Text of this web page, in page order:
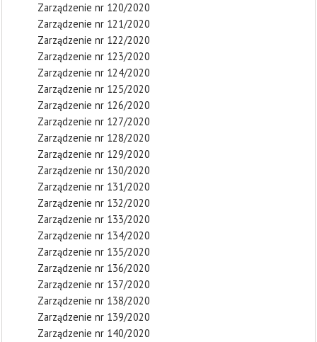
Zarządzenie nr 120/2020
Zarządzenie nr 121/2020
Zarządzenie nr 122/2020
Zarządzenie nr 123/2020
Zarządzenie nr 124/2020
Zarządzenie nr 125/2020
Zarządzenie nr 126/2020
Zarządzenie nr 127/2020
Zarządzenie nr 128/2020
Zarządzenie nr 129/2020
Zarządzenie nr 130/2020
Zarządzenie nr 131/2020
Zarządzenie nr 132/2020
Zarządzenie nr 133/2020
Zarządzenie nr 134/2020
Zarządzenie nr 135/2020
Zarządzenie nr 136/2020
Zarządzenie nr 137/2020
Zarządzenie nr 138/2020
Zarządzenie nr 139/2020
Zarządzenie nr 140/2020